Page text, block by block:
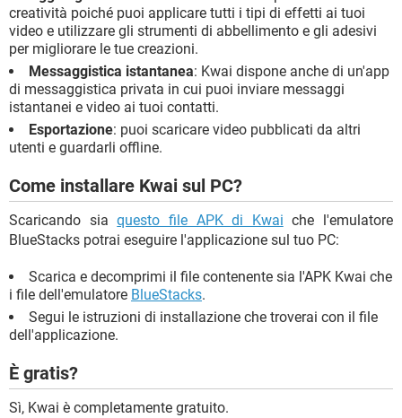
creatività poiché puoi applicare tutti i tipi di effetti ai tuoi
video e utilizzare gli strumenti di abbellimento e gli adesivi
per migliorare le tue creazioni.
Messaggistica istantanea: Kwai dispone anche di un'app
di messaggistica privata in cui puoi inviare messaggi
istantanei e video ai tuoi contatti.
Esportazione: puoi scaricare video pubblicati da altri
utenti e guardarli offline.
Come installare Kwai sul PC?
Scaricando siaquesto file APK di Kwai che l'emulatore
BlueStacks potrai eseguire l'applicazione sul tuo PC:
Scarica e decomprimi il file contenente sia l'APK Kwai che
i file dell'emulatore BlueStacks.
Segui le istruzioni di installazione che troverai con il file
dell'applicazione.
È gratis?
Sì, Kwai è completamente gratuito.